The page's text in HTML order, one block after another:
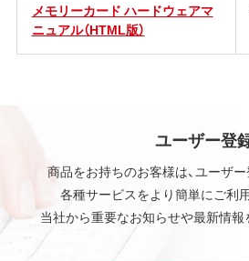
メモリーカード ハードウェアマ
ニュアル（HTML版）
ユーザー登
商品をお持ちのお客様は、ユーザ
各種サービスをより簡単にご利
当社から重要なお知らせや最新情報